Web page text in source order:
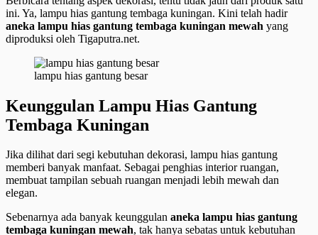
ini. Ya, lampu hias gantung tembaga kuningan. Kini telah hadir
aneka lampu hias gantung tembaga kuningan mewah yang
diproduksi oleh Tigaputra.net.
lampu hias gantung besar
Keunggulan Lampu Hias Gantung
Tembaga Kuningan
Jika dilihat dari segi kebutuhan dekorasi, lampu hias gantung
memberi banyak manfaat. Sebagai penghias interior ruangan,
membuat tampilan sebuah ruangan menjadi lebih mewah dan
elegan.
Sebenarnya ada banyak keunggulan aneka lampu hias gantung
tembaga kuningan mewah, tak hanya sebatas untuk kebutuhan